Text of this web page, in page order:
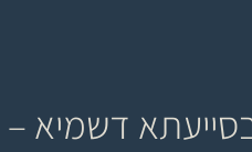
דשמיא –